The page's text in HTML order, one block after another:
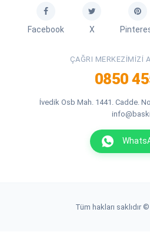
Facebook X
ÇAĞRI MERKEZIMIZI
0850
İvedik Osb Mah. 1441. Cadde.
Tüm hakları saklıdır